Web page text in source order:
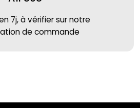
7j, à vérifier sur notre
de commande